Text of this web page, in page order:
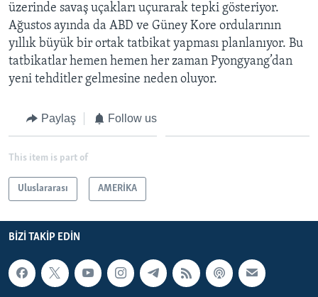
üzerinde savaş uçakları uçurarak tepki gösteriyor.
Ağustos ayında da ABD ve Güney Kore ordularının
yıllık büyük bir ortak tatbikat yapması planlanıyor. Bu
tatbikatlar hemen hemen her zaman Pyongyang’dan
yeni tehditler gelmesine neden oluyor.
Paylaş Follow us
This item is part of
Uluslararası AMERİKA
BIZI TAKIP EDIN